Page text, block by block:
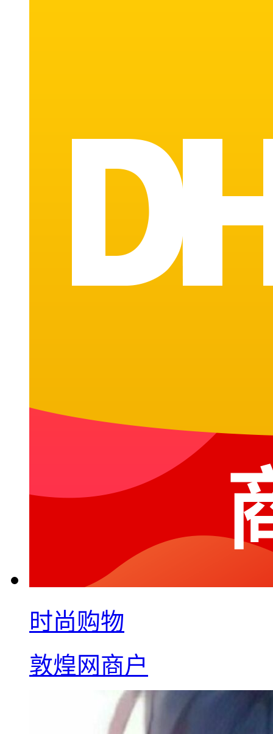
时尚购物
敦煌网商户